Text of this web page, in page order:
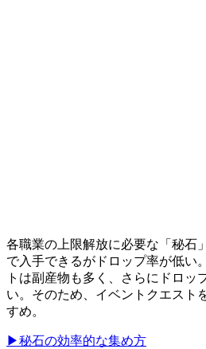
各職業の上限解放に必要な「秘石
で入手できるがドロップ率が低い
トは副産物も多く、さらにドロッ
い。そのため、イベントクエスト
すめ。
▶︎秘石の効率的な集め方